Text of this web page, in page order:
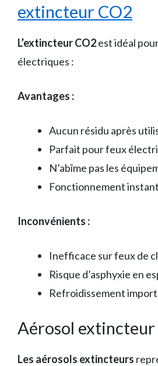
extincteur CO2
L’extincteur CO2est idéal
électriques :
Avantages :
Aucun résidu après
Parfait pour feux
N’abîme pas les
Fonctionnement
Inconvénients :
Inefficace sur feux de
Risque d’asphyxie en
Refroidissement
Aérosol extincteur
Les aérosols extincteurs